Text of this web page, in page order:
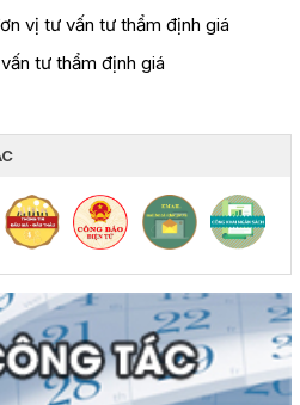
vị tư vấn tư thẩm định giá
tư thẩm định giá